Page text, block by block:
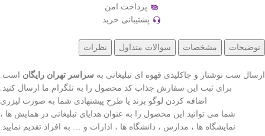
پرداخت امن
پشتیبانی خرید
توضیحات مشخصات سوالات متداول نظرات
ارسال ست نوشتار و جاکلیدی قهوه ای تبلیغاتی به سراسر تهران رایگان است.
برای ثبت این سفارش جذاب کد محصول را به تلگرام ما ارسال کنید.
اضافه کردن لوگو برند یا طرح پیشنهادی شما به صورت لیزری
شما می توانید این محصول را به عنوان هدایای تبلیغاتی در همایش ها ،
نمایشگاه ها ، مدارس ، دانشگاه ها ، ادارات و … به افراد تقدیم نمایید.